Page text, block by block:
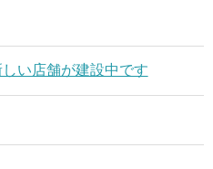
い店舗が建設中です